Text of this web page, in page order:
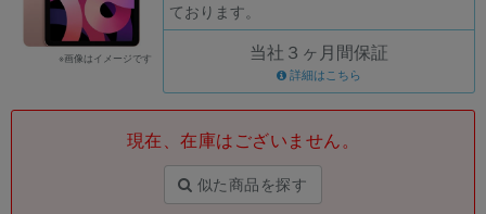
※画像はイメージです
ております。
当社３ヶ月間保証
詳細はこちら
現在、在庫はございません。
似た商品を探す
除外ワード
人気の検索ワード： Let's note
「スマートフォン」「タブレット」など